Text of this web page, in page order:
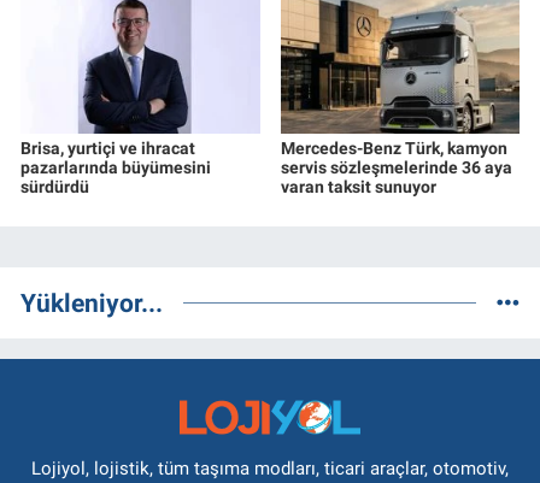
Brisa, yurtiçi ve ihracat
pazarlarında büyümesini
sürdürdü
Mercedes-Benz Türk, kamyon
servis sözleşmelerinde 36 aya
varan taksit sunuyor
Yükleniyor...
Lojiyol, lojistik, tüm taşıma modları, ticari araçlar, otomotiv,